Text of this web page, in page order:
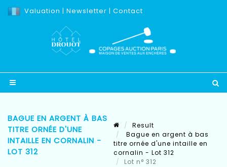
Valuation | Newsletter | Contact
BAGUE EN ARGENT À BAS
TITRE ORNÉE D'UNE
INTAILLE EN CORNALIN -
LOT 312
Result
Bague en argent à bas
titre ornée d'une intaille en
cornalin - Lot 312
Lot n° 312